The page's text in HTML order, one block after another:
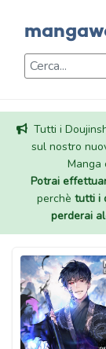
Tutti i
sul nostro
Manga
Potrai
perchè tutti i
perderai